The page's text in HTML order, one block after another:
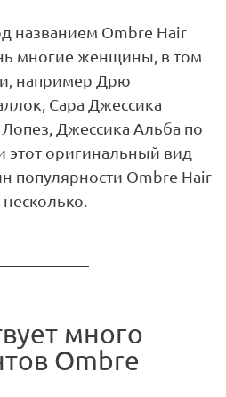
названием Ombre Hair
многие женщины, в том
например Дрю
Сара Джессика
Джессика Альба по
этот оригинальный вид
популярности Ombre Hair
много
Ombre